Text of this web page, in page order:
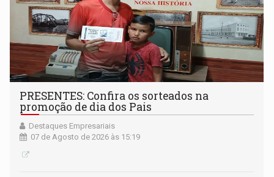
PRESENTES: Confira os sorteados na
promoção de dia dos Pais
Destaques Empresariais
07 de Agosto de 2026 às 15:19